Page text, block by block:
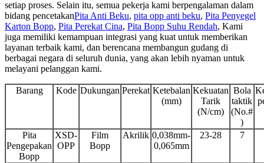
setiap proses. Selain itu, semua pekerja kami berpengalaman dalam
bidang pencetakanPita Anti Beku, pita opp anti beku, Pita Penyegel
Karton Bopp, Pita Perekat Cina, Pita Bopp Suhu Rendah, Kami
juga memiliki kemampuan integrasi yang kuat untuk memberikan
layanan terbaik kami, dan berencana membangun gudang di
berbagai negara di seluruh dunia, yang akan lebih nyaman untuk
melayani pelanggan kami.
Barang Kode Dukungan Perekat Ketebalan
(mm)
Kekuatan
Tarik
(N/cm)
Bola
taktik
(No.#
)
Pita
Pengepakan
Bopp
XSD-
OPP
Film
Bopp
Akrilik 0,038mm-
0,065mm
23-28 7